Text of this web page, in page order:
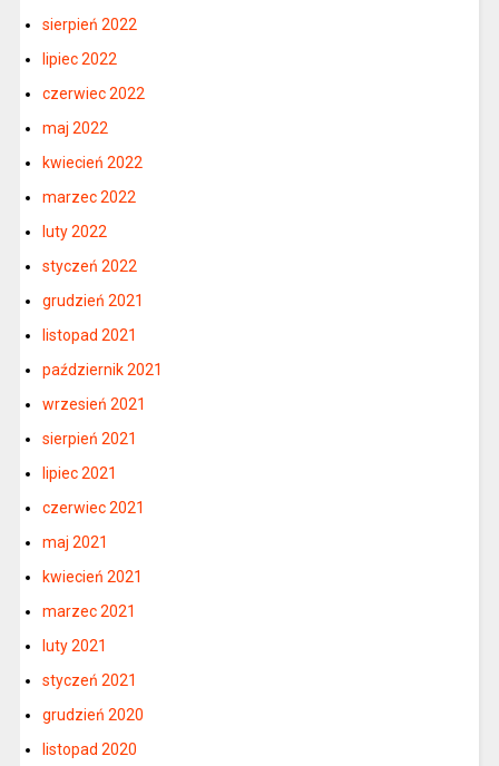
sierpień 2022
lipiec 2022
czerwiec 2022
maj 2022
kwiecień 2022
marzec 2022
luty 2022
styczeń 2022
grudzień 2021
listopad 2021
październik 2021
wrzesień 2021
sierpień 2021
lipiec 2021
czerwiec 2021
maj 2021
kwiecień 2021
marzec 2021
luty 2021
styczeń 2021
grudzień 2020
listopad 2020